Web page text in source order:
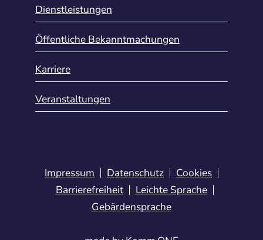
Dienstleistungen
Öffentliche Bekanntmachungen
Karriere
Veranstaltungen
Impressum Datenschutz
Cookies
Barrierefreiheit
Leichte Sprache
Gebärdensprache